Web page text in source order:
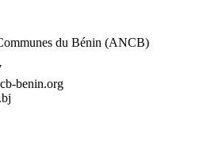
du Bénin (ANCB)
benin.org